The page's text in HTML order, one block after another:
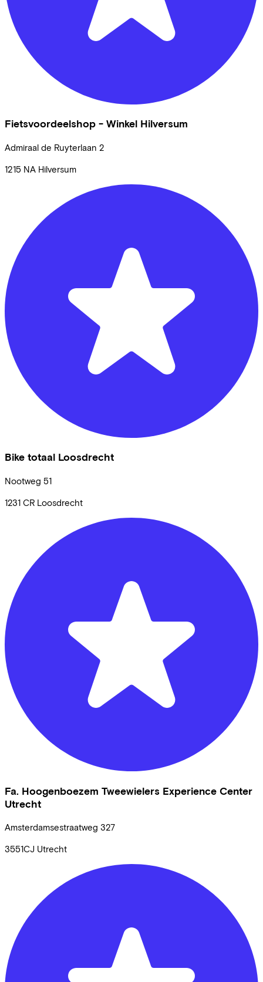
Fietsvoordeelshop - Winkel Hilversum
Admiraal de Ruyterlaan 2
1215 NA Hilversum
Bike totaal Loosdrecht
Nootweg 51
1231 CR Loosdrecht
Fa. Hoogenboezem Tweewielers Experience Center
Utrecht
Amsterdamsestraatweg 327
3551CJ Utrecht